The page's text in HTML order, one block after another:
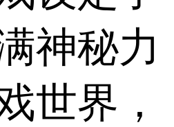
神秘力
世界，